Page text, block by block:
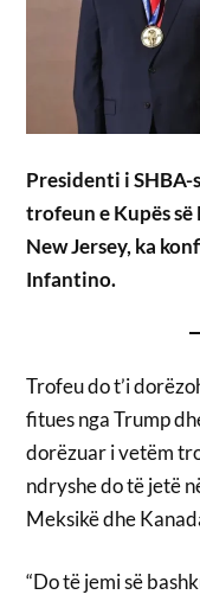
Presidenti i SHBA-
trofeun e Kupës
New Jersey, ka
Infantino.
Trofeu do t’i
fitues nga Trump
dorëzuar i vetëm
ndryshe do të jetë
Meksikë dhe
“Do të jemi së